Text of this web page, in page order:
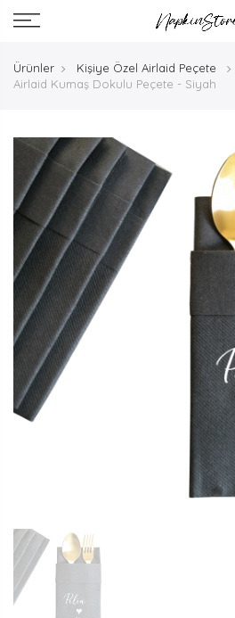
Ürünler Kişiye Özel Airlaid Peçete
Airlaid Kumaş Dokulu Peçete - Siyah